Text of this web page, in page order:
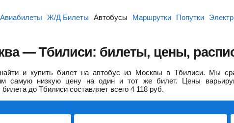
Авиабилеты Ж/Д Билеты Автобусы Маршрутки Попутки
— Тбилиси: билеты, цены,
и купить билет на автобус из Москвы в Тбилиси. Мы
самую низкую цену на один и тот же билет. Цены
до Тбилиси составляет всего 4 118 руб.